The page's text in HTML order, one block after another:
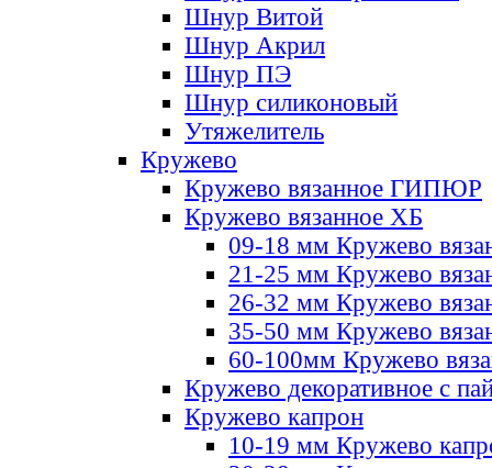
Шнур Витой
Шнур Акрил
Шнур ПЭ
Шнур силиконовый
Утяжелитель
Кружево
Кружево вязанное ГИПЮР
Кружево вязанное ХБ
09-18 мм Кружево
21-25 мм Кружево
26-32 мм Кружево
35-50 мм Кружево
60-100мм Кружево
Кружево декоративное с
Кружево капрон
10-19 мм Кружево